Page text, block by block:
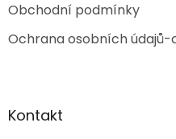
Obchodní podmínky
Ochrana osobních údajů-
Kontakt